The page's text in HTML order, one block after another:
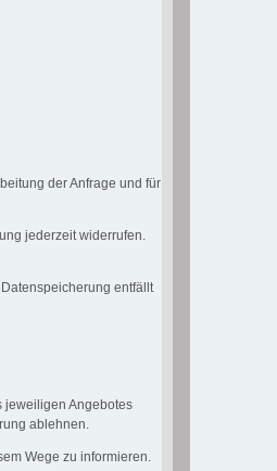
der Anfrage und für
jederzeit widerrufen.
entfällt
jeweiligen Angebotes
ablehnen.
Wege zu informieren.